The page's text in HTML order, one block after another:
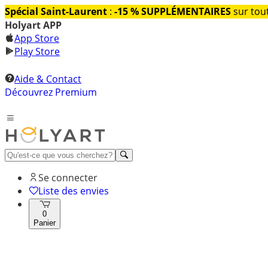
Spécial Saint-Laurent : -15 % SUPPLÉMENTAIRESsur
Holyart APP
App Store
Play Store
Aide & Contact
Découvrez Premium
Se connecter
Liste des envies
0
Panier